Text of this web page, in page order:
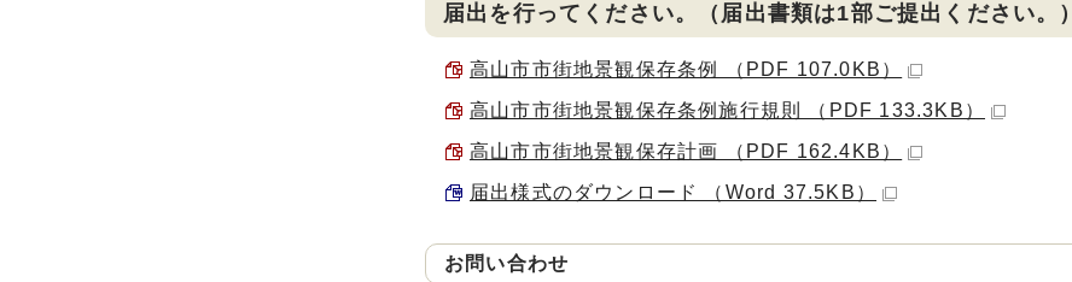
届出を行ってください。（届出書類は1部ご提出ください。）
高山市市街地景観保存条例 （PDF 107.0KB）
高山市市街地景観保存条例施行規則 （PDF 133.3KB）
高山市市街地景観保存計画 （PDF 162.4KB）
届出様式のダウンロード （Word 37.5KB）
お問い合わせ